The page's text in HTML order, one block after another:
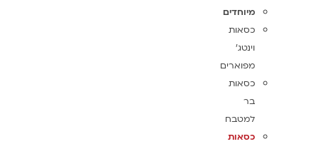
מיוחדים
כסאות
וינטג'
מפוארים
כסאות
בר
למטבח
כסאות